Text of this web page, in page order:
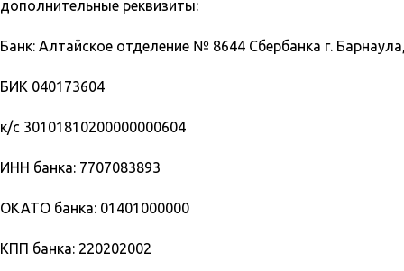
дополнительные реквизиты:
Банк: Алтайское отделение № 8644 Сбербанка г.
БИК 040173604
к/с 30101810200000000604
ИНН банка: 7707083893
ОКАТО банка: 01401000000
КПП банка: 220202002